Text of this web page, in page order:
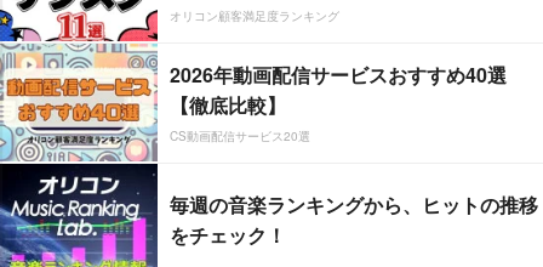
オリコン顧客満足度ランキング
2026年動画配信サービスおすすめ40選
【徹底比較】
CS動画配信サービス20選
毎週の音楽ランキングから、ヒットの推移
をチェック！